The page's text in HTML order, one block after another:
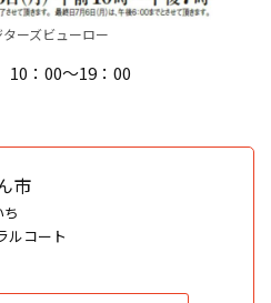
ーズビューロー
10：00〜19：00
市
ルコート